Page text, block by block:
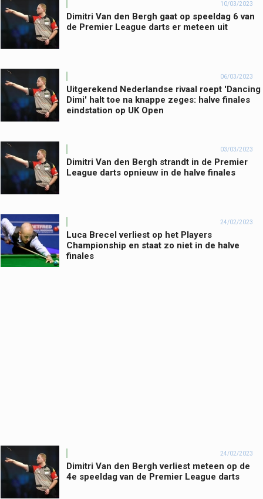
10/03/2023
Dimitri Van den Bergh gaat op speeldag 6 van
de Premier League darts er meteen uit
06/03/2023
Uitgerekend Nederlandse rivaal roept 'Dancing
Dimi' halt toe na knappe zeges: halve finales
eindstation op UK Open
03/03/2023
Dimitri Van den Bergh strandt in de Premier
League darts opnieuw in de halve finales
24/02/2023
Luca Brecel verliest op het Players
Championship en staat zo niet in de halve
finales
24/02/2023
Dimitri Van den Bergh verliest meteen op de
4e speeldag van de Premier League darts